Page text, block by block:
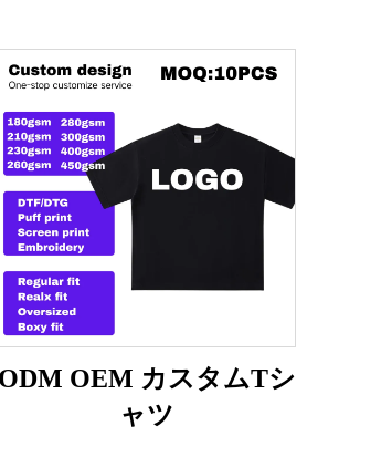
ODM OEM カスタムTシ
ャツ